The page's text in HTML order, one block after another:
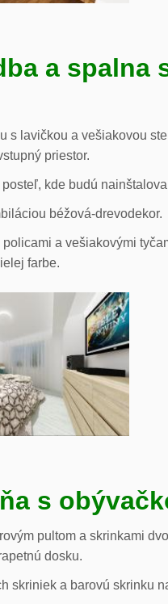
a spalna
s lavičkou a vešiakovou
priestor.
kde budú
béžová-drevodekor.
a vešiakovými
farbe.
s
pultom a skrinkami
dosku.
skriniek a barovú skrinku